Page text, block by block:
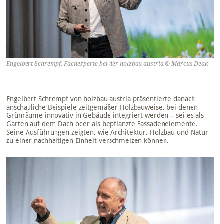
Engelbert Schrempf, Fachexperte bei der holzbau austria © Marcus Deak
Engelbert Schrempf von holzbau austria präsentierte danach
anschauliche Beispiele zeitgemäßer Holzbauweise, bei denen
Grünräume innovativ in Gebäude integriert werden – sei es als
Garten auf dem Dach oder als bepflanzte Fassadenelemente.
Seine Ausführungen zeigten, wie Architektur, Holzbau und Natur
zu einer nachhaltigen Einheit verschmelzen können.